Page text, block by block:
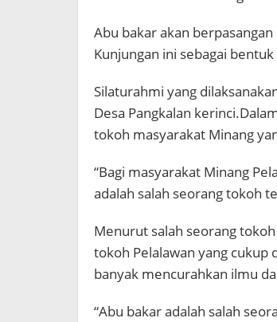
Abu bakar akan
Kunjungan ini sebagai
Silaturahmi yang
Desa Pangkalan
tokoh masyarakat Minang
“Bagi masyarakat Minang
adalah salah seorang tokoh
Menurut salah seorang
tokoh Pelalawan yang cukup
banyak mencurahkan ilmu
“Abu bakar adalah salah